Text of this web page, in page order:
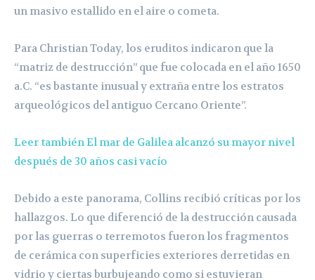
un masivo estallido en el aire o cometa.
Para Christian Today, los eruditos indicaron que la
“matriz de destrucción” que fue colocada en el año 1650
a.C. “es bastante inusual y extraña entre los estratos
arqueológicos del antiguo Cercano Oriente”.
Leer también El mar de Galilea alcanzó su mayor nivel
después de 30 años casi vacío
Debido a este panorama, Collins recibió críticas por los
hallazgos. Lo que diferenció de la destrucción causada
por las guerras o terremotos fueron los fragmentos
de cerámica con superficies exteriores derretidas en
vidrio y ciertas burbujeando como si estuvieran